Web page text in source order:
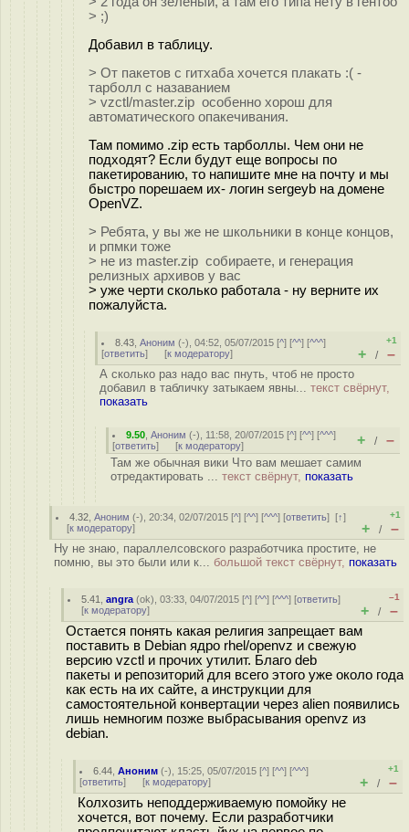
> ;)
Добавил в таблицу.
> От пакетов с гитхаба хочется плакать :( -
тарболл с назаванием
> vzctl/master.zip особенно хорош для
автоматического опакечивания.
Там помимо .zip есть тарболлы. Чем они не
подходят? Если будут еще вопросы по
пакетированию, то напишите мне на почту и мы
быстро порешаем их- логин sergeyb на домене
OpenVZ.
> Ребята, у вы же не школьники в конце концов,
и рпмки тоже
> не из master.zip собираете, и генерация
релизных архивов у вас
> уже черти сколько работала - ну верните их
пожалуйста.
8.43 ,Аноним (-), 04:52, 05/07/2015 [^] [^^] [^^^]
[ответить] [к модератору]
+1
+ / –
А сколько раз надо вас пнуть, чтоб не просто
добавил в табличку затыкаем явны... текст свёрнут,
показать
9.50 ,Аноним (-), 11:58, 20/07/2015 [^] [^^] [^^^]
[ответить] [к модератору] + / –
Там же обычная вики Что вам мешает самим
отредактировать ... текст свёрнут, показать
4.32 ,Аноним (-), 20:34, 02/07/2015 [^] [^^] [^^^] [ответить][↑]
[к модератору]
+1
+ / –
Ну не знаю, параллелсовского разработчика простите, не
помню, вы это были или к... большой текст свёрнут, показать
5.41 ,angra (ok), 03:33, 04/07/2015 [^] [^^] [^^^] [ответить]
[к модератору]
–1
+ / –
Остается понять какая религия запрещает вам
поставить в Debian ядро rhel/openvz и свежую
версию vzctl и прочих утилит. Благо deb
пакеты и репозиторий для всего этого уже около года
как есть на их сайте, а инструкции для
самостоятельной конвертации через alien появились
лишь немногим позже выбрасывания openvz из
debian.
6.44 ,Аноним (-), 15:25, 05/07/2015 [^] [^^] [^^^]
[ответить] [к модератору]
+1
+ / –
Колхозить неподдерживаемую помойку не
хочется, вот почему. Если разработчики